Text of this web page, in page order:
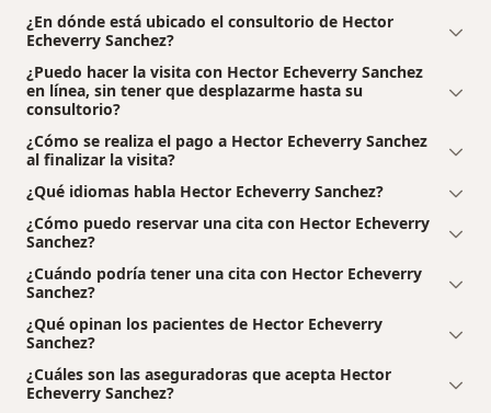
¿En dónde está ubicado el consultorio de Hector
Echeverry Sanchez?
¿Puedo hacer la visita con Hector Echeverry Sanchez
en línea, sin tener que desplazarme hasta su
consultorio?
¿Cómo se realiza el pago a Hector Echeverry Sanchez
al finalizar la visita?
¿Qué idiomas habla Hector Echeverry Sanchez?
¿Cómo puedo reservar una cita con Hector Echeverry
Sanchez?
¿Cuándo podría tener una cita con Hector Echeverry
Sanchez?
¿Qué opinan los pacientes de Hector Echeverry
Sanchez?
¿Cuáles son las aseguradoras que acepta Hector
Echeverry Sanchez?